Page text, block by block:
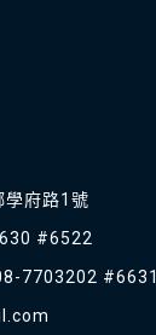
學府路1號
#6522
7703202 #6631